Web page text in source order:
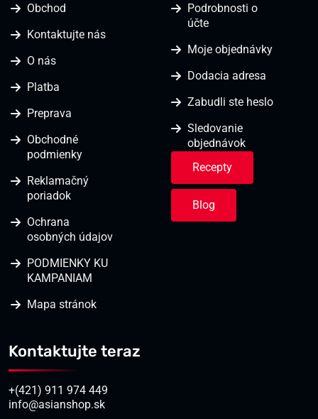
Obchod
Kontaktujte nás
O nás
Platba
Preprava
Obchodné
podmienky
Reklamačný
poriadok
Ochrana
osobných údajov
PODMIENKY KU
KAMPANIAM
Mapa stránok
Podrobnosti o
účte
Moje objednávky
Dodacia adresa
Zabudli ste heslo
Sledovanie
objednávok
Recepty
Blog
Kontaktujte teraz
+(421) 911 974 449
info@asianshop.sk